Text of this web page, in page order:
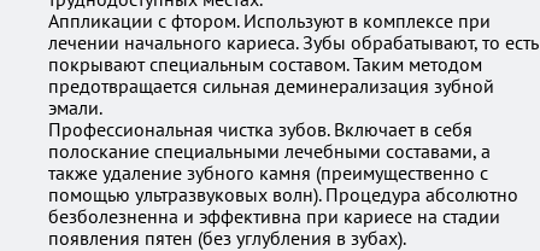
Аппликации с фтором. Используют в комплексе при
лечении начального кариеса. Зубы обрабатывают, то есть
покрывают специальным составом. Таким методом
предотвращается сильная деминерализация зубной
эмали.
Профессиональная чистка зубов. Включает в себя
полоскание специальными лечебными составами, а
также удаление зубного камня (преимущественно с
помощью ультразвуковых волн). Процедура абсолютно
безболезненна и эффективна при кариесе на стадии
появления пятен (без углубления в зубах).